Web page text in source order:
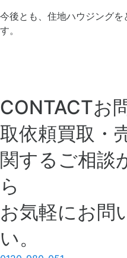
今後とも、住地ハウジング
す。
CONTACTお
取依頼買取・
関するご相談
ら
お気軽にお問
い。